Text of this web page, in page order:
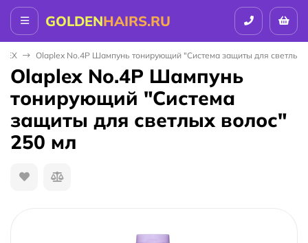
GOLDENHAIRS.RU
Olaplex No.4P Шампунь тонирующий "Система защиты для светлых
Olaplex No.4P Шампунь
тонирующий "Система
защиты для светлых волос"
250 мл